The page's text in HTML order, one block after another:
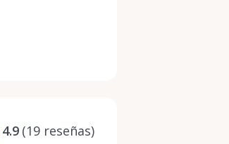
4.9 (19 reseñas)